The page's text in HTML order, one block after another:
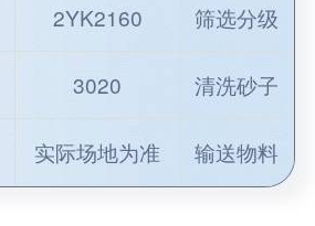
2YK2160 筛选分级
3020 清洗砂子
实际场地为准 输送物料